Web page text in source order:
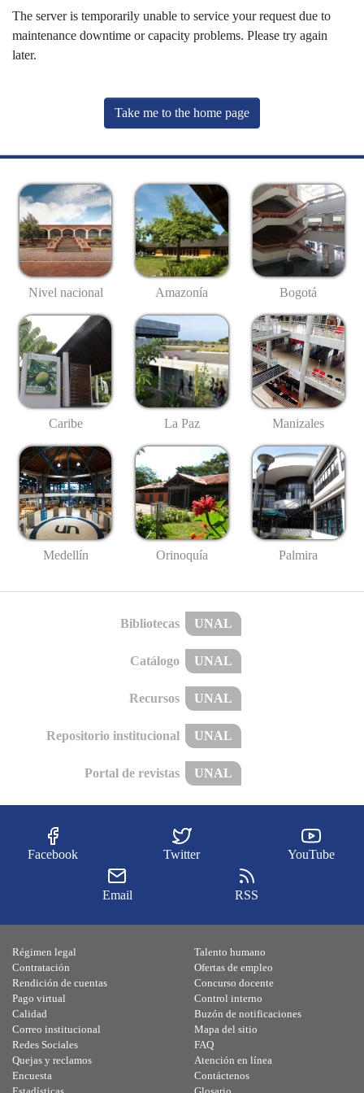
The server is temporarily unable to service your request due to
maintenance downtime or capacity problems. Please try again
later.
Take me to the home page
Nivel nacional Amazonía Bogotá
Caribe La Paz Manizales
Medellín Orinoquía Palmira
Bibliotecas UNAL
Catálogo UNAL
Recursos UNAL
Repositorio institucional UNAL
Portal de revistas UNAL
Facebook Twitter YouTube
Email RSS
Régimen legal
Contratación
Rendición de cuentas
Pago virtual
Calidad
Talento humano
Ofertas de empleo
Concurso docente
Control interno
Buzón de notificaciones
Correo institucional
Redes Sociales
Quejas y reclamos
Encuesta
Mapa del sitio
FAQ
Atención en línea
Contáctenos